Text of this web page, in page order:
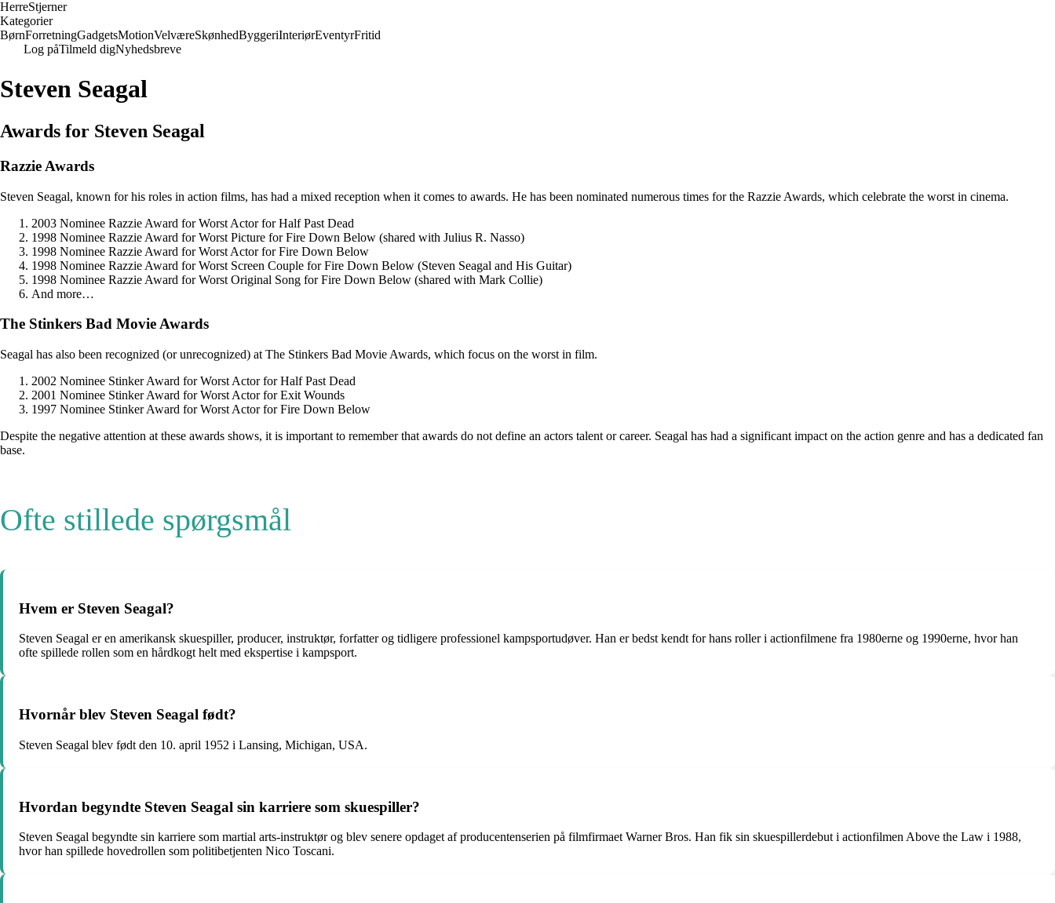
HerreStjerner
Kategorier
BørnForretningGadgetsMotionVelværeSkønhedByggeriInteriørEventyrFritid
Log påTilmeld digNyhedsbreve
Steven Seagal
Awards for Steven Seagal
Razzie Awards
Steven Seagal, known for his roles in action films, has had a mixed reception when it comes to awards. He has been nominated numerous times for the Razzie Awards, which celebrate the worst in cinema.
2003 Nominee Razzie Award for Worst Actor for Half Past Dead
1998 Nominee Razzie Award for Worst Picture for Fire Down Below (shared with Julius R. Nasso)
1998 Nominee Razzie Award for Worst Actor for Fire Down Below
1998 Nominee Razzie Award for Worst Screen Couple for Fire Down Below (Steven Seagal and His Guitar)
1998 Nominee Razzie Award for Worst Original Song for Fire Down Below (shared with Mark Collie)
And more…
The Stinkers Bad Movie Awards
Seagal has also been recognized (or unrecognized) at The Stinkers Bad Movie Awards, which focus on the worst in film.
2002 Nominee Stinker Award for Worst Actor for Half Past Dead
2001 Nominee Stinker Award for Worst Actor for Exit Wounds
1997 Nominee Stinker Award for Worst Actor for Fire Down Below
Despite the negative attention at these awards shows, it is important to remember that awards do not define an actors talent or career. Seagal has had a significant impact on the action genre and has a dedicated fan
base.
Ofte stillede spørgsmål
Hvem er Steven Seagal?
Steven Seagal er en amerikansk skuespiller, producer, instruktør, forfatter og tidligere professionel kampsportudøver. Han er bedst kendt for hans roller i actionfilmene fra 1980erne og 1990erne, hvor han
ofte spillede rollen som en hårdkogt helt med ekspertise i kampsport.
Hvornår blev Steven Seagal født?
Steven Seagal blev født den 10. april 1952 i Lansing, Michigan, USA.
Hvordan begyndte Steven Seagal sin karriere som skuespiller?
Steven Seagal begyndte sin karriere som martial arts-instruktør og blev senere opdaget af producentenserien på filmfirmaet Warner Bros. Han fik sin skuespillerdebut i actionfilmen Above the Law i 1988,
hvor han spillede hovedrollen som politibetjenten Nico Toscani.